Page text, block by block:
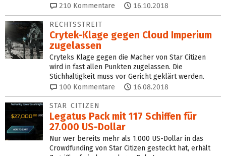
210 Kommentare 16.10.2018
RECHTSSTREIT
Crytek-Klage gegen Cloud Imperium
zugelassen
Cryteks Klage gegen die Macher von Star Citizen
wird in fast allen Punkten zugelassen. Die
Stichhaltigkeit muss vor Gericht geklärt werden.
100 Kommentare 16.08.2018
STAR CITIZEN
Legatus Pack mit 117 Schiffen für
27.000 US‑Dollar
Nur wer bereits mehr als 1.000 US-Dollar in das
Crowdfunding von Star Citizen gesteckt hat, erhält